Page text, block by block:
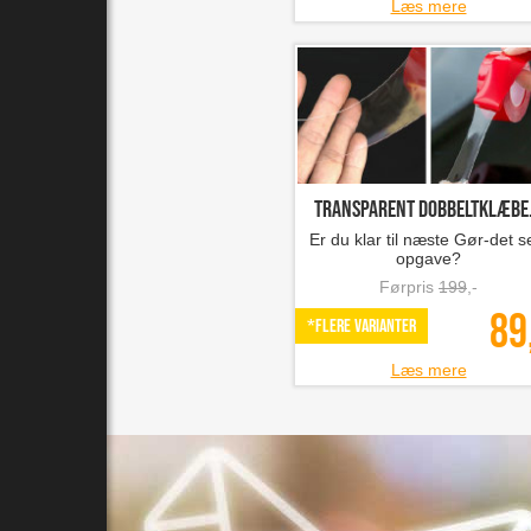
Læs mere
Transparent
Er du klar til næste Gør-det
opgave?
Førpris 199 ,-
*Flere varianter
Læs mere